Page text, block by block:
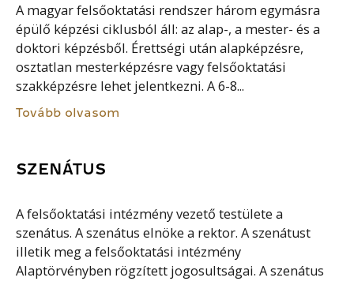
A magyar felsőoktatási rendszer három egymásra
épülő képzési ciklusból áll: az alap-, a mester- és a
doktori képzésből. Érettségi után alapképzésre,
osztatlan mesterképzésre vagy felsőoktatási
szakképzésre lehet jelentkezni. A 6-8...
Tovább olvasom
SZENÁTUS
A felsőoktatási intézmény vezető testülete a
szenátus. A szenátus elnöke a rektor. A szenátust
illetik meg a felsőoktatási intézmény
Alaptörvényben rögzített jogosultságai. A szenátus